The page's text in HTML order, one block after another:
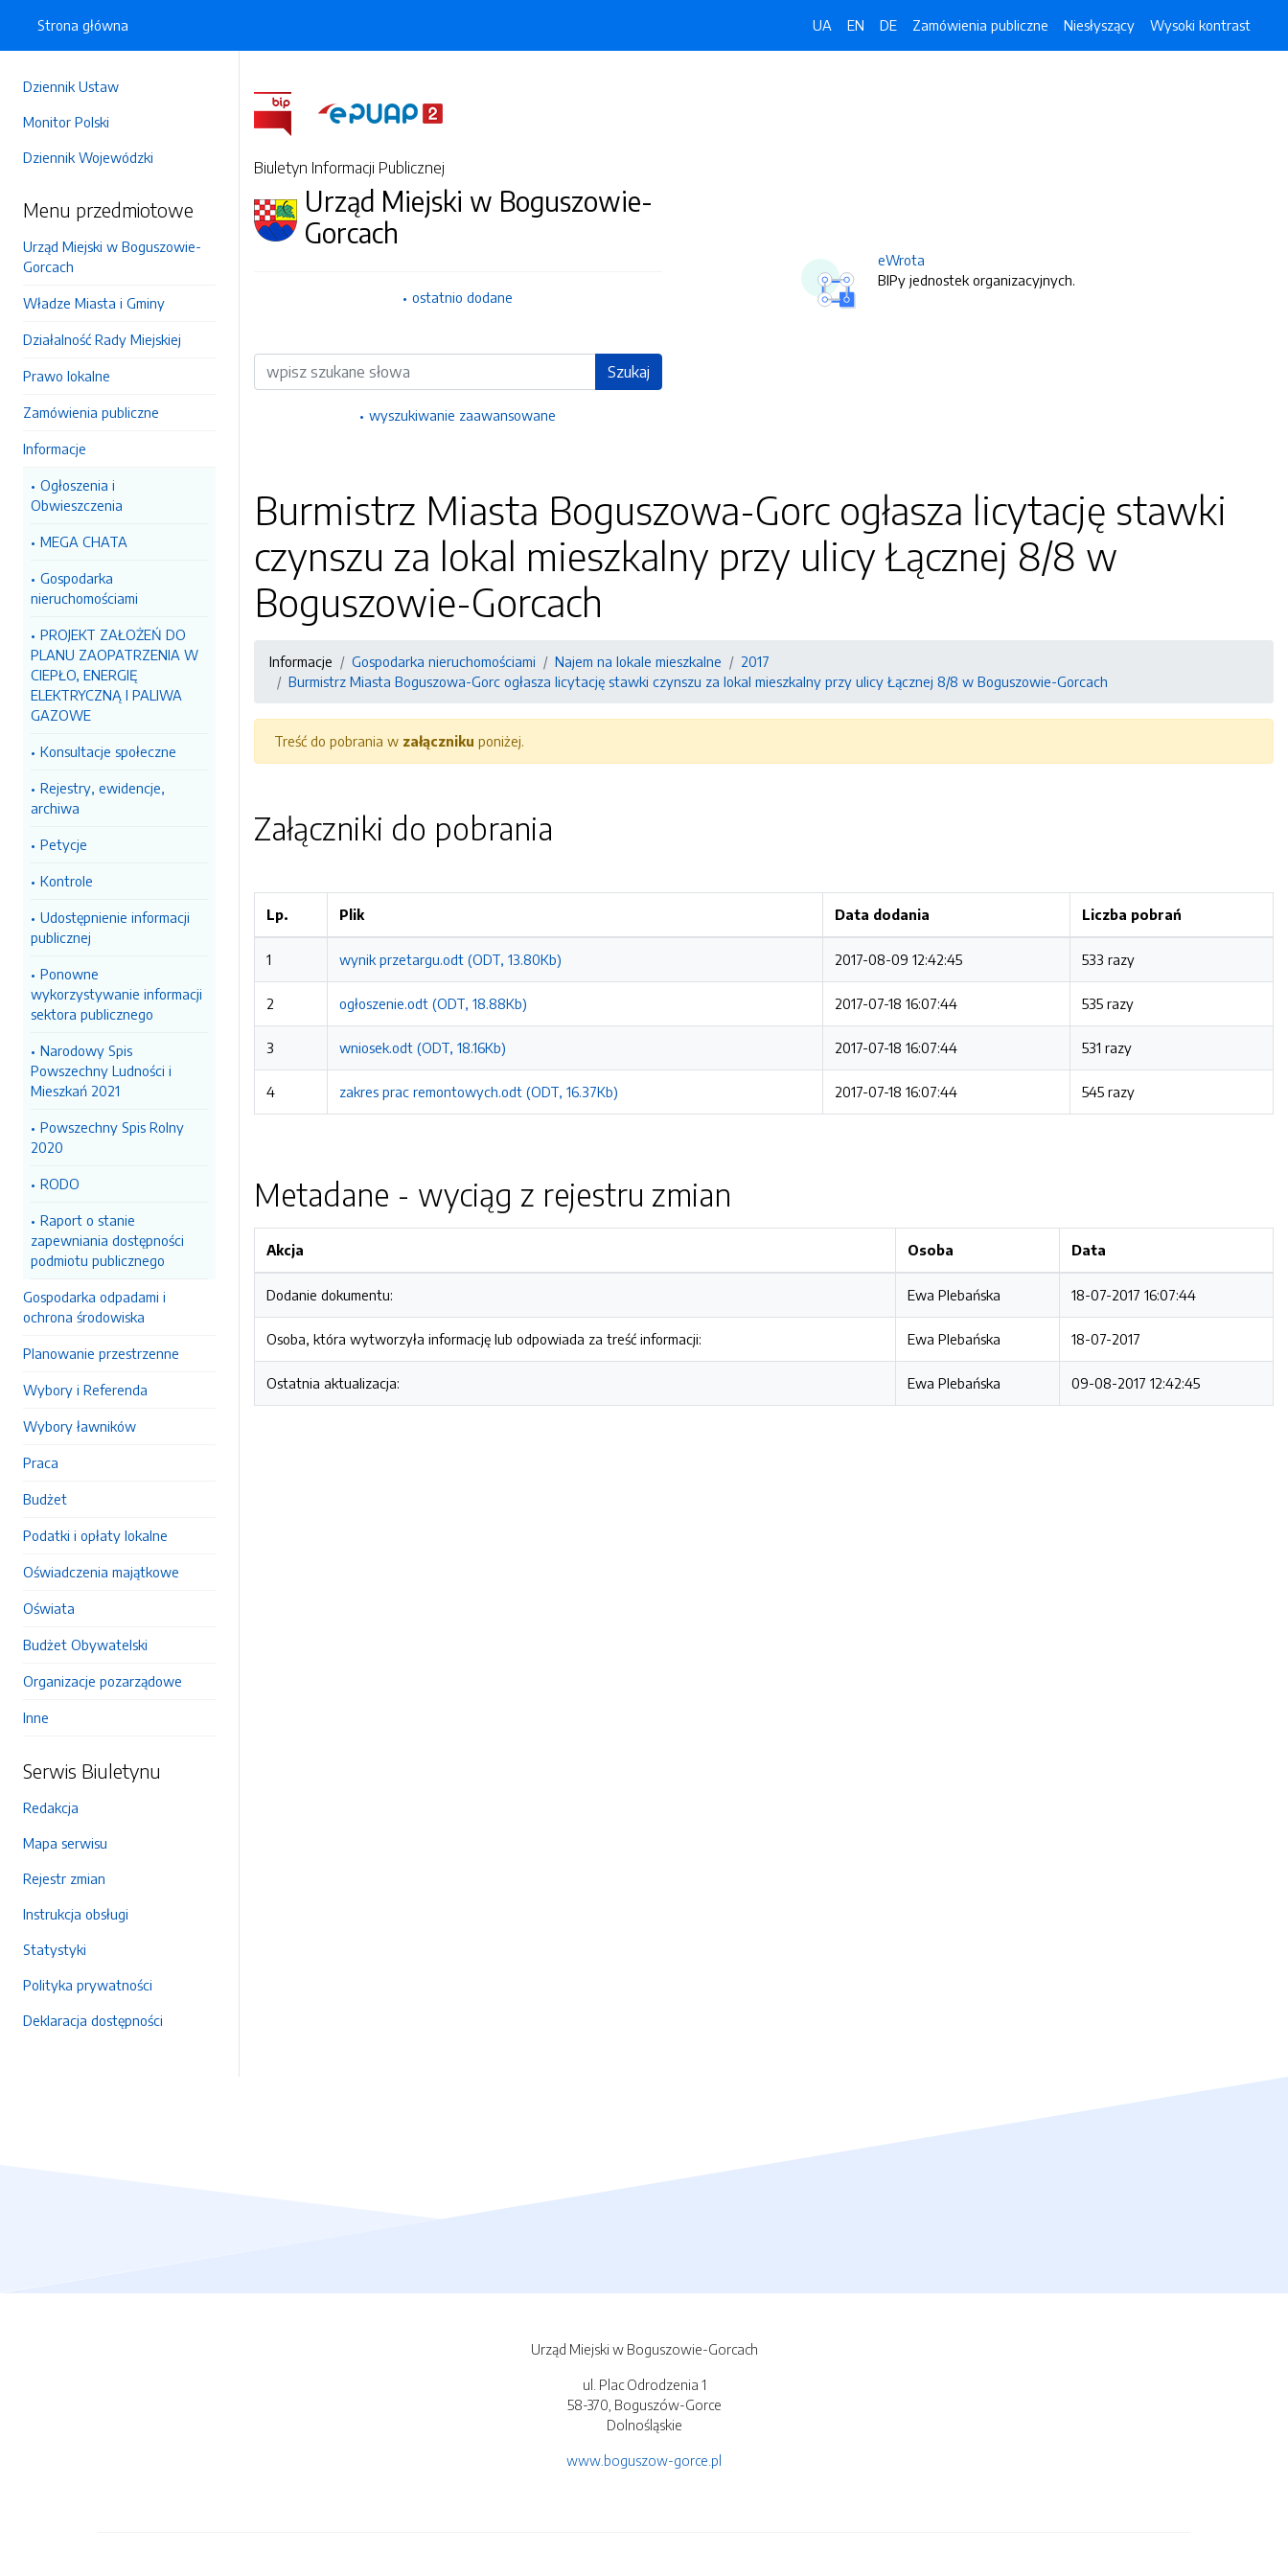
Dziennik Ustaw
Monitor Polski
Dziennik Wojewódzki
Menu przedmiotowe
Urząd Miejski w Boguszowie-
Gorcach
Władze Miasta i Gminy
Działalność Rady Miejskiej
Prawo lokalne
Zamówienia publiczne
Informacje
Ogłoszenia i
Obwieszczenia
MEGA CHATA
Gospodarka
nieruchomościami
PROJEKT ZAŁOŻEŃ DO
PLANU ZAOPATRZENIA W
CIEPŁO, ENERGIĘ
ELEKTRYCZNĄ I PALIWA
GAZOWE
Konsultacje społeczne
Rejestry, ewidencje,
archiwa
Petycje
Kontrole
Udostępnienie informacji
publicznej
Ponowne
wykorzystywanie informacji
sektora publicznego
Narodowy Spis
Powszechny Ludności i
Mieszkań 2021
Powszechny Spis Rolny
2020
RODO
Raport o stanie
zapewniania dostępności
podmiotu publicznego
Gospodarka odpadami i
ochrona środowiska
Planowanie przestrzenne
Wybory i Referenda
Wybory ławników
Praca
Budżet
Podatki i opłaty lokalne
Oświadczenia majątkowe
Oświata
Budżet Obywatelski
Organizacje pozarządowe
Inne
Serwis Biuletynu
Redakcja
Mapa serwisu
Rejestr zmian
Instrukcja obsługi
Statystyki
Polityka prywatności
Deklaracja dostępności
Strona główna UA EN DE Zamówienia publiczne Niesłyszący Wysoki kontrast
Biuletyn Informacji Publicznej
Urząd Miejski w Boguszowie-
Gorcach
ostatnio dodane
Wyszukiwarka Szukaj
wyszukiwanie zaawansowane
eWrota
BIPy jednostek organizacyjnych.
Burmistrz Miasta Boguszowa-Gorc ogłasza licytację stawki
czynszu za lokal mieszkalny przy ulicy Łącznej 8/8 w
Boguszowie-Gorcach
Informacje Gospodarka nieruchomościami Najem na lokale mieszkalne
2017
Burmistrz Miasta Boguszowa-Gorc ogłasza licytację stawki czynszu za lokal mieszkalny przy ulicy Łącznej 8/8 w Boguszowie-Gorcach
Treść do pobrania w załączniku poniżej.
Załączniki do pobrania
Lp. Plik Data dodania Liczba pobrań
1 wynik przetargu.odt (ODT, 13.80Kb) 2017-08-09 12:42:45 533 razy
2 ogłoszenie.odt (ODT, 18.88Kb) 2017-07-18 16:07:44 535 razy
3 wniosek.odt (ODT, 18.16Kb) 2017-07-18 16:07:44 531 razy
4 zakres prac remontowych.odt (ODT, 16.37Kb) 2017-07-18 16:07:44 545 razy
Metadane - wyciąg z rejestru zmian
Akcja Osoba Data
Dodanie dokumentu: Ewa Plebańska 18-07-2017 16:07:44
Osoba, która wytworzyła informację lub odpowiada za treść informacji: Ewa Plebańska 18-07-2017
Ostatnia aktualizacja: Ewa Plebańska 09-08-2017 12:42:45
Urząd Miejski w Boguszowie-Gorcach
ul. Plac Odrodzenia 1
58-370, Boguszów-Gorce
Dolnośląskie
www.boguszow-gorce.pl